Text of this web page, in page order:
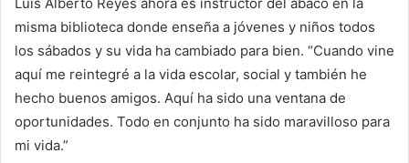
Luis Alberto Reyes ahora es instructor del ábaco en la
misma biblioteca donde enseña a jóvenes y niños todos
los sábados y su vida ha cambiado para bien. “Cuando vine
aquí me reintegré a la vida escolar, social y también he
hecho buenos amigos. Aquí ha sido una ventana de
oportunidades. Todo en conjunto ha sido maravilloso para
mi vida.”